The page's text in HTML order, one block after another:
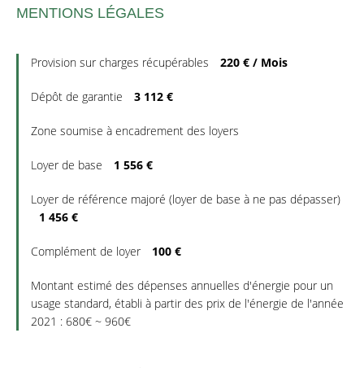
MENTIONS LÉGALES
Provision sur charges récupérables 220 € / Mois
Dépôt de garantie 3 112 €
Zone soumise à encadrement des loyers
Loyer de base 1 556 €
Loyer de référence majoré (loyer de base à ne pas dépasser)
1 456 €
Complément de loyer 100 €
Montant estimé des dépenses annuelles d'énergie pour un
usage standard, établi à partir des prix de l'énergie de l'année
2021 : 680€ ~ 960€